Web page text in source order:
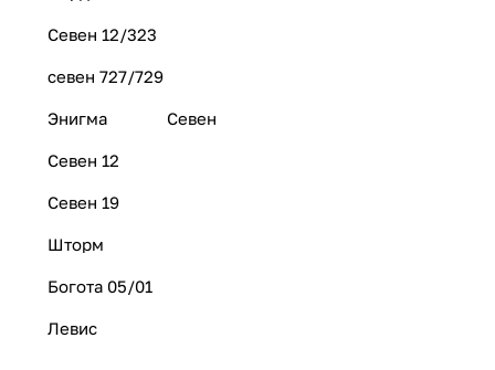
Севен 12/323
севен 727/729
Энигма Севен
Севен 12
Севен 19
Шторм
Богота 05/01
Левис